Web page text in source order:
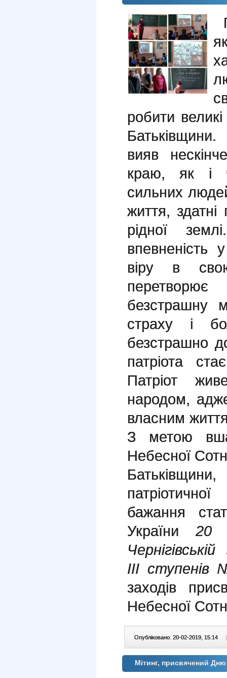
робити
вияв
краю, як і
сильних
життя,
рідної
впевненість
віру в
безстрашну
страху і
безстрашно
патріота
Патріот
народом,
власним
З метою
Небесної
бажання
України 20
ІІІ
заходів
Небесної
Опубліковано: 20-02-2019, 15:14 |
Мітинг, присвячений Дню